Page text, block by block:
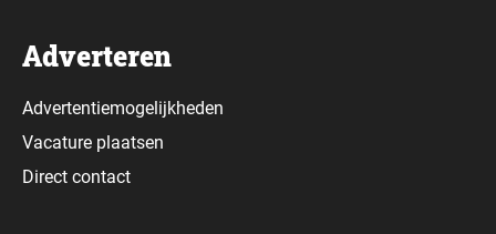
Adverteren
Advertentiemogelijkheden
Vacature plaatsen
Direct contact